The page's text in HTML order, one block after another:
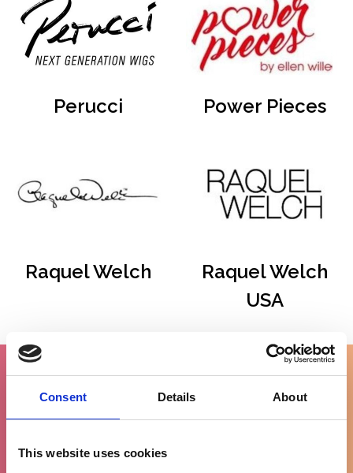
Consent Details About
This website uses cookies
Perucci Power Pieces
Raquel Welch
Raquel Welch
USA
vanaf €100